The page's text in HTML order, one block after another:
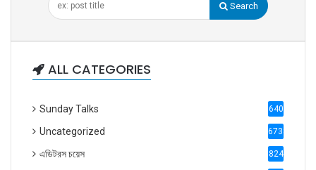
Search
ALL CATEGORIES
Sunday Talks 640
Uncategorized 6738
এডিটরস চয়েস 824